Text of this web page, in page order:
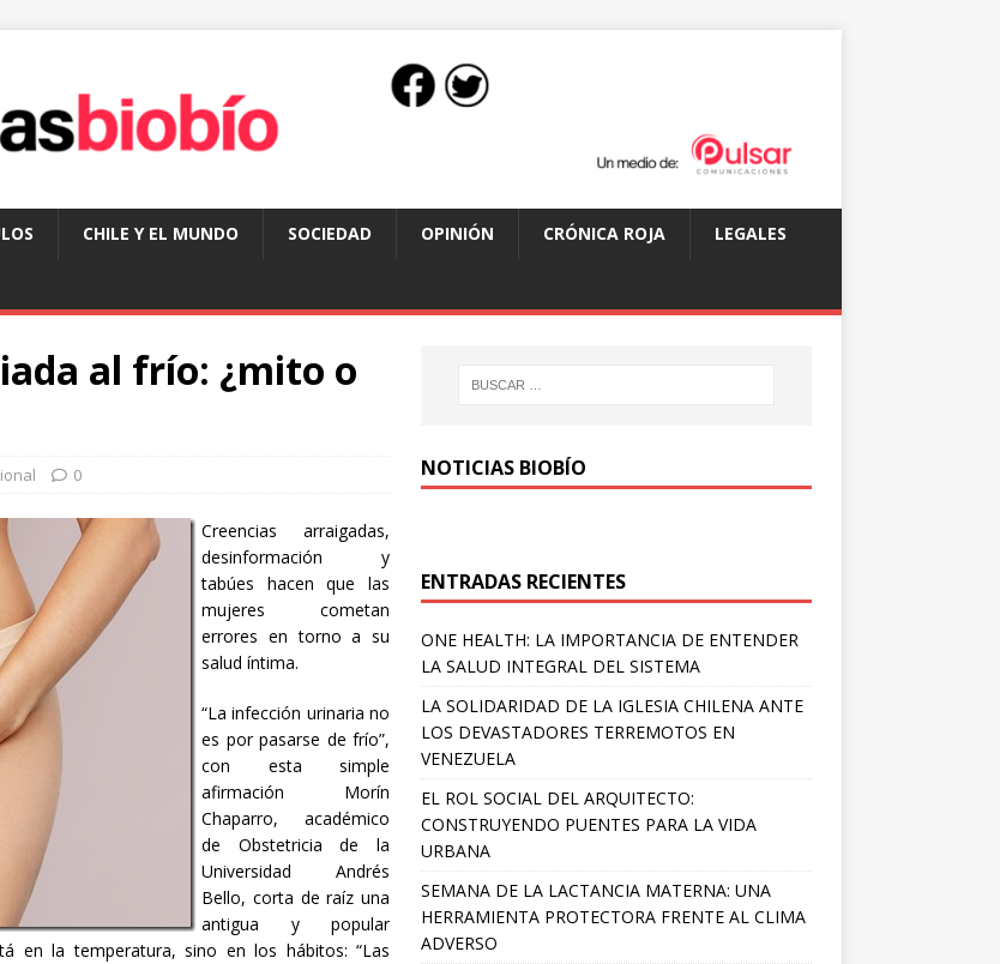
CHILE Y EL MUNDO SOCIEDAD OPINIÓN CRÓNICA ROJA LEGALES
al frío: ¿mito o
0
Creencias arraigadas,
desinformación y
tabúes hacen que las
mujeres cometan
errores en torno a su
salud íntima.
“La infección urinaria no
es por pasarse de frío”,
con esta simple
afirmación Morín
Chaparro, académico
de Obstetricia de la
Universidad Andrés
Bello, corta de raíz una
antigua y popular
en la temperatura, sino en los hábitos: “Las
NOTICIAS BIOBÍO
ENTRADAS RECIENTES
ONE HEALTH: LA IMPORTANCIA DE ENTENDER
LA SALUD INTEGRAL DEL SISTEMA
LA SOLIDARIDAD DE LA IGLESIA CHILENA ANTE
LOS DEVASTADORES TERREMOTOS EN
VENEZUELA
EL ROL SOCIAL DEL ARQUITECTO:
CONSTRUYENDO PUENTES PARA LA VIDA
URBANA
SEMANA DE LA LACTANCIA MATERNA: UNA
HERRAMIENTA PROTECTORA FRENTE AL CLIMA
ADVERSO